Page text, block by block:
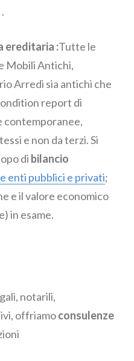
ereditaria :Tutte le
Mobili Antichi,
Arredi sia antichi che
report di
contemporanee,
e non da terzi. Si
di bilancio
enti pubblici e privati;
e il valore economico
in esame.
notarili,
offriamoconsulenze